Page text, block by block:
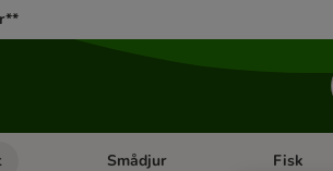
Smådjur Fisk